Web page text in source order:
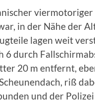
in der Nähe der
lagen weit
6 durch
20 m entfernt,
riß
und der Polizei